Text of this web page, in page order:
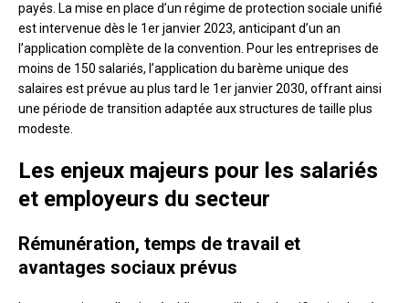
payés. La mise en place d’un régime de protection sociale unifié
est intervenue dès le 1er janvier 2023, anticipant d’un an
l’application complète de la convention. Pour les entreprises de
moins de 150 salariés, l’application du barème unique des
salaires est prévue au plus tard le 1er janvier 2030, offrant ainsi
une période de transition adaptée aux structures de taille plus
modeste.
Les enjeux majeurs pour les salariés
et employeurs du secteur
Rémunération, temps de travail et
avantages sociaux prévus